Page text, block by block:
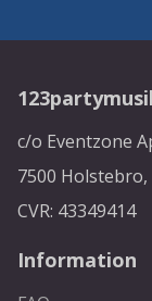
c/o Eventzone
7500
CVR: 43349414
Information